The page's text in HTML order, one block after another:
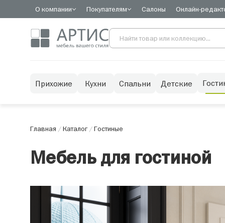
О компании Покупателям Салоны Онлайн-
Прихожие Кухни Спальни Детские
Главная /Каталог/Гостиные
Мебель для гостиной